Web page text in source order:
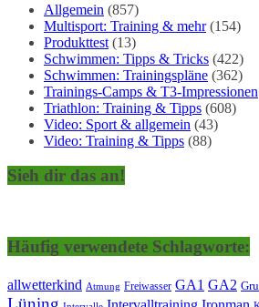
Allgemein (857)
Multisport: Training & mehr(154)
Produkttest (13)
Schwimmen: Tipps & Tricks (422)
Schwimmen: Trainingspläne (362)
Trainings-Camps & T3-Impressionen
Triathlon: Training & Tipps (608)
Video: Sport & allgemein (43)
Video: Training & Tipps (88)
Sieh dir das an!
Häufig verwendete Schlagworte:
allwetterkind Atmung Freiwasser GA1 GA2